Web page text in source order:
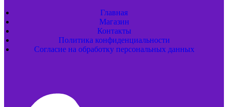
Главная
Магазин
Контакты
Политика конфиденциальности
Согласие на обработку персональных данных